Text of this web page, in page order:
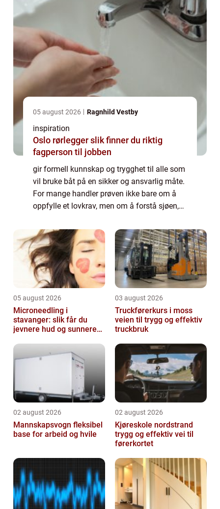
05 august 2026 Ragnhild Vestby
inspiration
Oslo rørlegger slik finner du riktig
fagperson til jobben
gir formell kunnskap og trygghet til alle som
vil bruke båt på en sikker og ansvarlig måte.
For mange handler prøven ikke bare om å
oppfylle et lovkrav, men om å forstå sjøen,
motorbåt og høy fart. Med riktig forber...
05 august 2026
Microneedling i
stavanger: slik får du
jevnere hud og sunnere
03 august 2026
Truckførerkurs i moss
veien til trygg og effektiv
truckbruk
02 august 2026
Mannskapsvogn fleksibel
base for arbeid og hvile
02 august 2026
Kjøreskole nordstrand
trygg og effektiv vei til
førerkortet